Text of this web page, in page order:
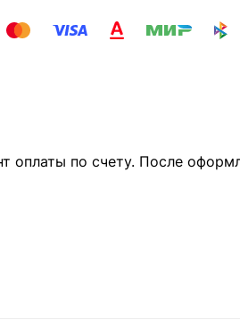
по счету. После